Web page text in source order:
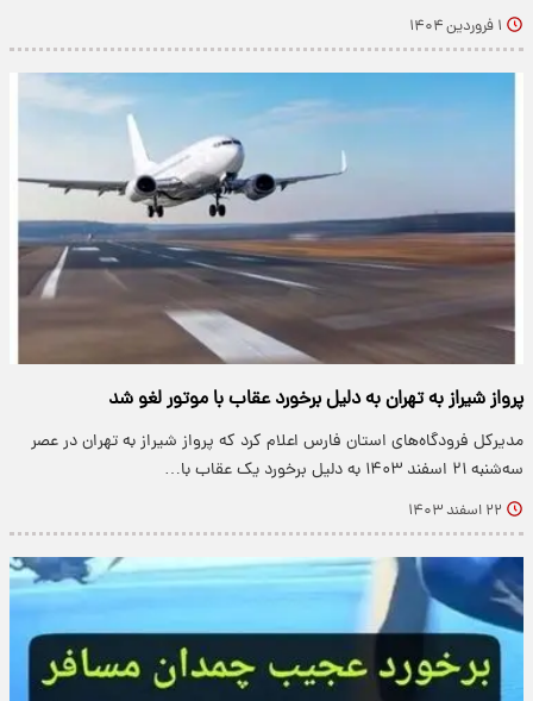
۱ فروردین ۱۴۰۴
پرواز شیراز به تهران به دلیل برخورد عقاب با موتور لغو شد
مدیرکل فرودگاه‌های استان فارس اعلام کرد که پرواز شیراز به تهران در عصر
سه‌شنبه ۲۱ اسفند ۱۴۰۳ به دلیل برخورد یک عقاب با…
۲۲ اسفند ۱۴۰۳